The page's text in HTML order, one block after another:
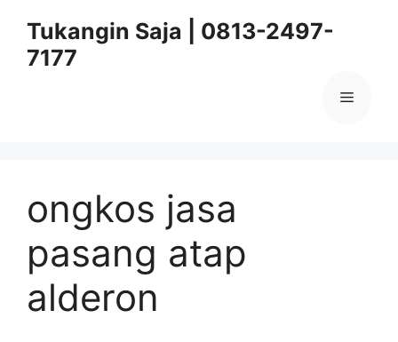
content
Tukangin Saja | 0813-2497-
7177
Menu
ongkos jasa
pasang atap
alderon